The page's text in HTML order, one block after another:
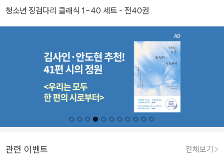
청소년 징검다리 클래식 1~40 세트 - 전40권
관련 이벤트 전체보기